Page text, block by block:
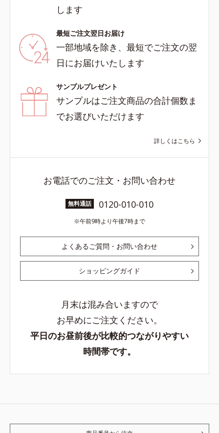
します
最短ご注文翌日お届け
一部地域を除き、最短でご注文の翌
日にお届けいたします
サンプルプレゼント
サンプルはご注文商品の合計個数ま
でお選びいただけます
詳しくはこちら
お電話でのご注文・お問い合わせ
無料通話 0120-010-010
午前9時より午後7時まで
よくあるご質問・お問い合わせ
ショッピングガイド
月末は混み合いますので
お早めにご注文ください。
平日のお昼前後が比較的つながりやすい
時間帯です。